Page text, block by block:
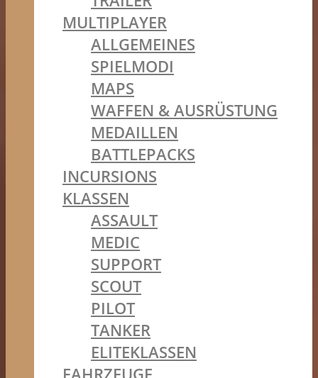
MULTIPLAYER
ALLGEMEINES
SPIELMODI
MAPS
WAFFEN & AUSRÜSTUNG
MEDAILLEN
BATTLEPACKS
INCURSIONS
KLASSEN
ASSAULT
MEDIC
SUPPORT
SCOUT
PILOT
TANKER
ELITEKLASSEN